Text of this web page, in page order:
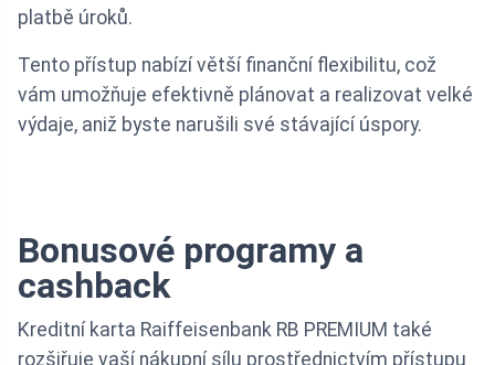
platbě úroků.
Tento přístup nabízí větší finanční flexibilitu, což
vám umožňuje efektivně plánovat a realizovat velké
výdaje, aniž byste narušili své stávající úspory.
Bonusové programy a
cashback
Kreditní karta Raiffeisenbank RB PREMIUM také
rozšiřuje vaší nákupní sílu prostřednictvím přístupu